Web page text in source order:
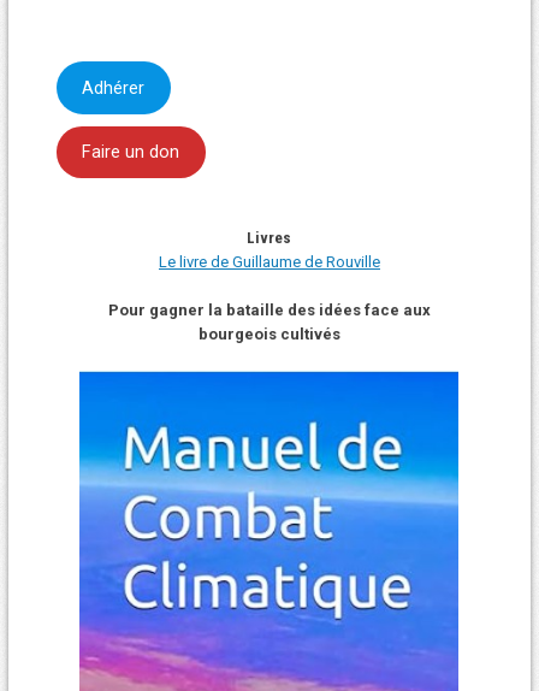
Adhérer
Faire un don
Livres
Le livre de Guillaume de Rouville
Pour gagner la bataille des idées face aux
bourgeois cultivés